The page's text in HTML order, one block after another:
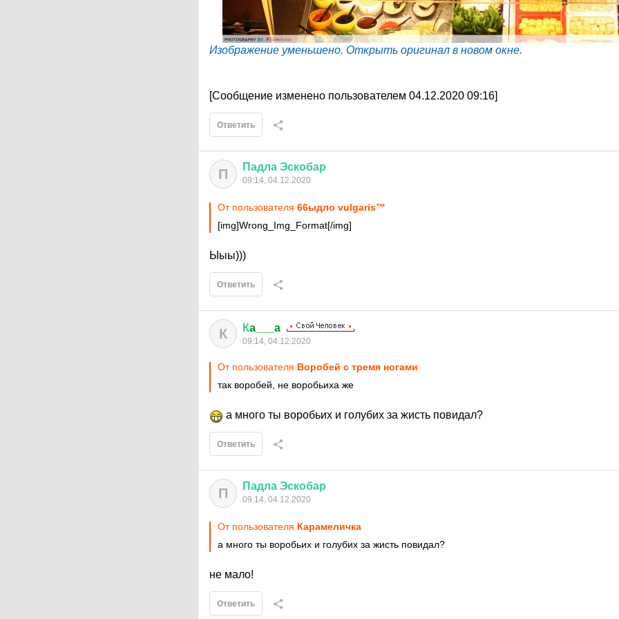
Изображение уменьшено. Открыть оригинал в новом окне.
[Сообщение изменено пользователем 04.12.2020 09:16]
Ответить
П Падла Эскобар
09:14, 04.12.2020
От пользователя 66ыдло vulgаris™
[img]Wrong_Img_Format[/img]
Ыыы)))
Ответить
К Кa___a
09:14, 04.12.2020
От пользователя Воробей с тремя ногами
так воробей, не воробьиха же
а много ты воробьих и голубих за жисть повидал?
Ответить
П Падла Эскобар
09:14, 04.12.2020
От пользователя Кaрaмeличкa
а много ты воробьих и голубих за жисть повидал?
не мало!
Ответить